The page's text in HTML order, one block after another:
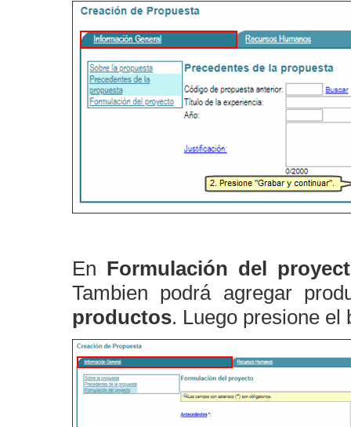
En Formulación del
Tambien podrá agregar
productos. Luego presione el